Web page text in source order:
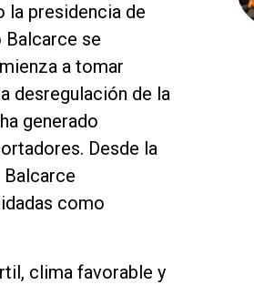
la presidencia de
se
a tomar
desregulación de la
generado
Desde la
Balcarce
como
clima favorable y